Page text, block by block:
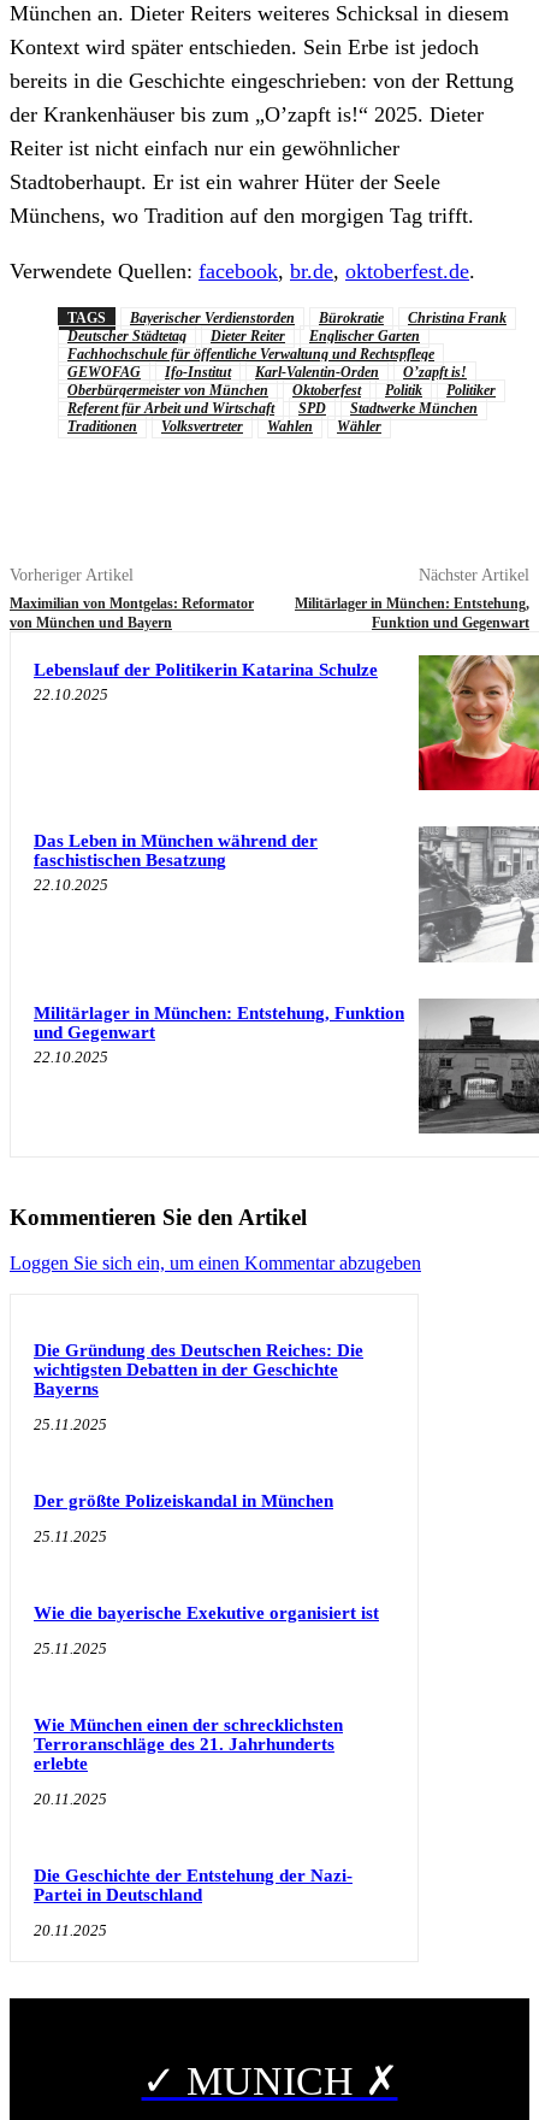
München an. Dieter Reiters weiteres Schicksal in diesem
Kontext wird später entschieden. Sein Erbe ist jedoch
bereits in die Geschichte eingeschrieben: von der Rettung
der Krankenhäuser bis zum „O’zapft is!“ 2025. Dieter
Reiter ist nicht einfach nur ein gewöhnlicher
Stadtoberhaupt. Er ist ein wahrer Hüter der Seele
Münchens, wo Tradition auf den morgigen Tag trifft.
Verwendete Quellen: facebook, br.de, oktoberfest.de.
TAGS Bayerischer Verdienstorden Bürokratie
Christina Frank
Deutscher Städtetag
Dieter Reiter
Englischer Garten
Fachhochschule für öffentliche Verwaltung und Rechtspflege
GEWOFAG
Ifo-Institut Karl-Valentin-Orden
O’zapft is!
Oberbürgermeister von München
Oktoberfest Politik
Politiker
Referent für Arbeit und Wirtschaft
SPD
Stadtwerke München
Traditionen
Volksvertreter Wahlen Wähler
Vorheriger Artikel
Maximilian von Montgelas: Reformator
von München und Bayern
Nächster Artikel
Militärlager in München: Entstehung,
Funktion und Gegenwart
Lebenslauf der Politikerin Katarina Schulze
22.10.2025
Das Leben in München während der
faschistischen Besatzung
22.10.2025
Militärlager in München: Entstehung, Funktion
und Gegenwart
22.10.2025
Kommentieren Sie den Artikel
Loggen Sie sich ein, um einen Kommentar abzugeben
Die Gründung des Deutschen Reiches: Die
wichtigsten Debatten in der Geschichte
Bayerns
25.11.2025
Der größte Polizeiskandal in München
25.11.2025
Wie die bayerische Exekutive organisiert ist
25.11.2025
Wie München einen der schrecklichsten
Terroranschläge des 21. Jahrhunderts
erlebte
20.11.2025
Die Geschichte der Entstehung der Nazi-
Partei in Deutschland
20.11.2025
✓ MUNICH ✗